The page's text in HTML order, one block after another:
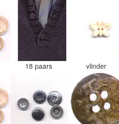
18 paars vlinder